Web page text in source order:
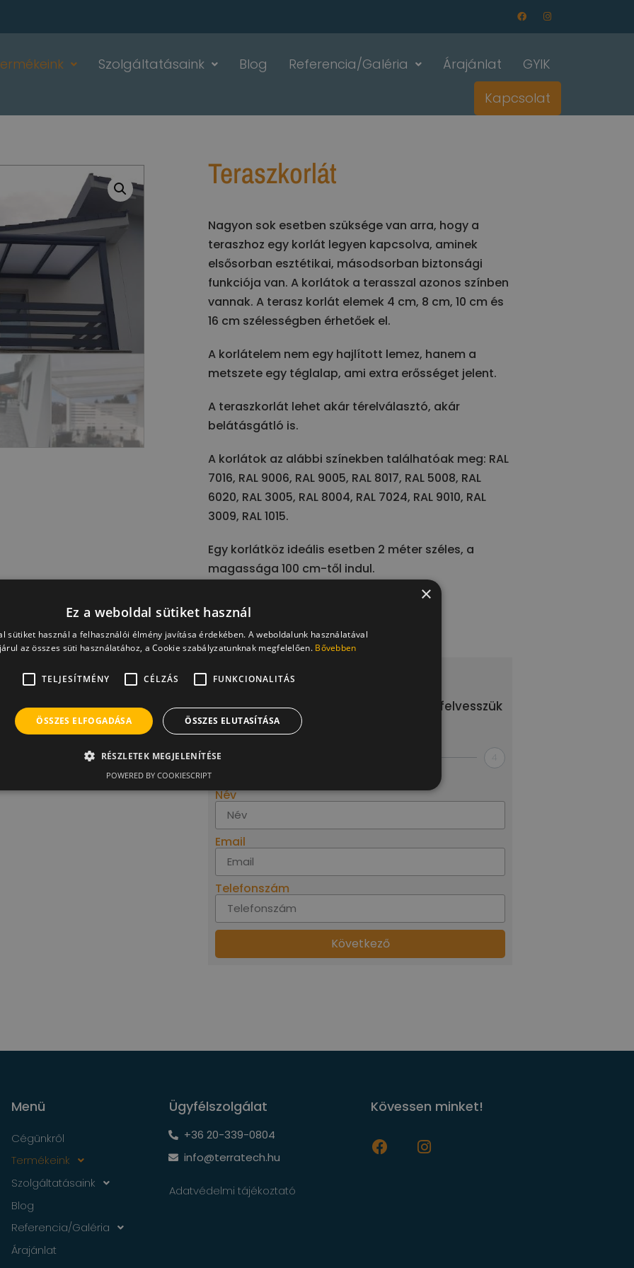
Szolgáltatásaink Blog Referencia/Galéria Árajánlat
GYIK
Kapcsolat
Teraszkorlát
Nagyon sok esetben szüksége van arra, hogy a
teraszhoz egy korlát legyen kapcsolva, aminek
elsősorban esztétikai, másodsorban biztonsági
funkciója van. A korlátok a terasszal azonos színben
vannak. A terasz korlát elemek 4 cm, 8 cm, 10 cm és
16 cm szélességben érhetőek el.
A korlátelem nem egy hajlított lemez, hanem a
metszete egy téglalap, ami extra erősséget jelent.
A teraszkorlát lehet akár térelválasztó, akár
belátásgátló is.
A korlátok az alábbi színekben találhatóak meg: RAL
7016, RAL 9006, RAL 9005, RAL 8017, RAL 5008, RAL
6020, RAL 3005, RAL 8004, RAL 7024, RAL 9010, RAL
3009, RAL 1015.
Egy korlátköz ideális esetben 2 méter széles, a
magassága 100 cm-től indul.
Árajánlatkérés
Válaszoljon néhány kérdésünkre, és felvesszük
Önnel a kapcsolatot!
4
Név
Email
Telefonszám
Következő
Menü
Cégünkről
Termékeink
Szolgáltatásaink
Blog
Referencia/Galéria
Árajánlat
Ügyfélszolgálat
+36 20-339-0804
info@terratech.hu
Adatvédelmi tájékoztató
Kövessen minket!
×
Ez a weboldal sütiket használ
sütiket használ a felhasználói élmény javítása érdekében. A weboldalunk használatával
az összes süti használatához, a Cookie szabályzatunknak megfelelően. Bővebben
TELJESÍTMÉNY CÉLZÁS FUNKCIONALITÁS
ÖSSZES ELFOGADÁSA ÖSSZES ELUTASÍTÁSA
RÉSZLETEK MEGJELENÍTÉSE
POWERED BY COOKIESCRIPT